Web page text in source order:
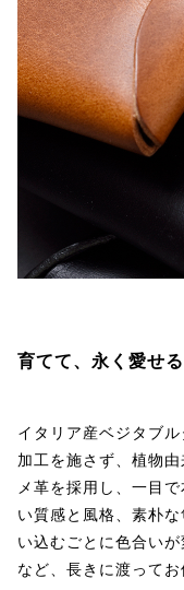
育てて、永く愛せ
イタリア産ベジタブ
加工を施さず、植物
メ革を採用し、一目
い質感と風格、素朴
い込むごとに色合い
など、長きに渡って